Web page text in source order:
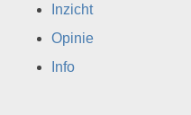
Inzicht
Opinie
Info